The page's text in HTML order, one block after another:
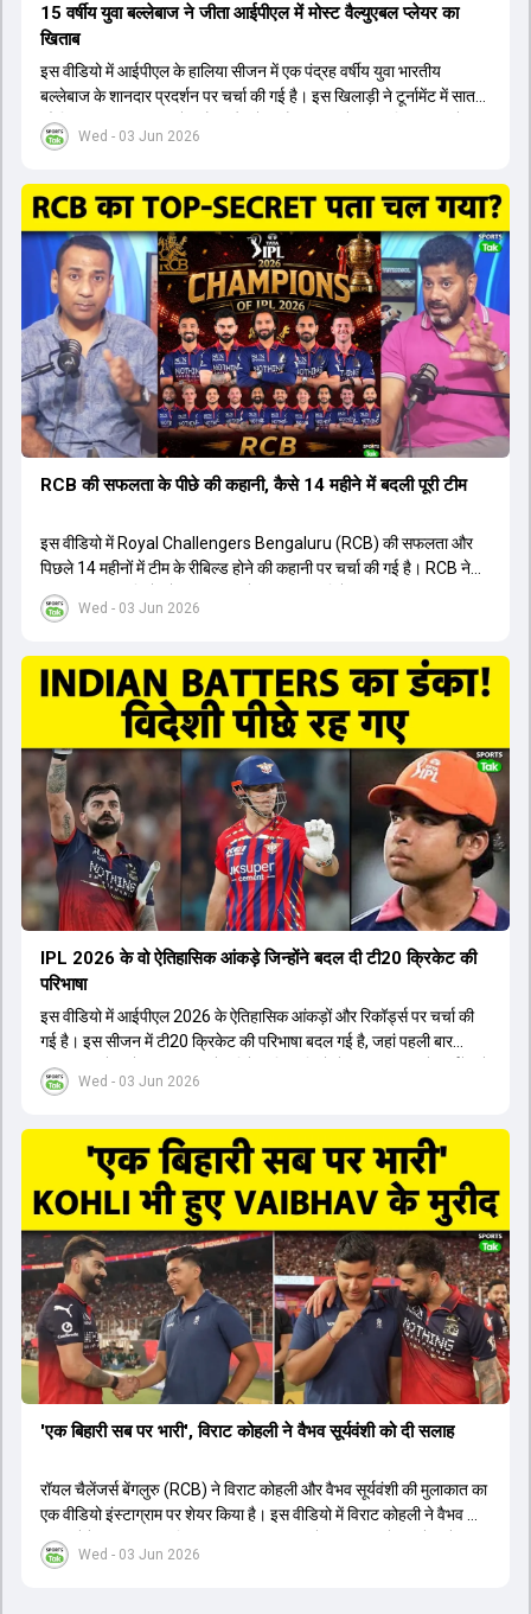
Wed - 03 Jun 2026
15 वर्षीय युवा बल्लेबाज ने जीता आईपीएल में मोस्ट वैल्युएबल प्लेयर का
खिताब
इस वीडियो में आईपीएल के हालिया सीजन में एक पंद्रह वर्षीय युवा भारतीय
बल्लेबाज के शानदार प्रदर्शन पर चर्चा की गई है। इस खिलाड़ी ने टूर्नामेंट में सात
सौ छिहत्तर रन बनाकर ऑरेंज कैप और मोस्ट वैल्युएबल प्लेयर का खिताब अपने नाम
किया है। वीडियो में बताया गया है कि ऑस्ट्रेलियाई टीम के वर्तमान कप्तान और
ऑस्ट्रेलियाई कप्तान के अनुसार, शुरुआत में लोगों को इस खिलाड़ी के प्रदर्शन पर
संदेह था, लेकिन अब उसने खुद को एक बेहतरीन बल्लेबाज साबित कर दिया है जो
गेंद को बाउंड्री के काफी पार मारने की क्षमता रखता है। वहीं, इंग्लैंड के पूर्व कप्तान
ने कहा कि टूर्नामेंट जीतने वाली टीम के अलावा इस सीजन की सबसे बड़ी बात इस
युवा खिलाड़ी का प्रदर्शन रहा है, जिसे देखने के लिए स्टेडियम में भारी भीड़ उमड़ती
थी। शानदार प्रदर्शन के बाद इस युवा खिलाड़ी को श्रीलंका में होने वाली
त्रिकोणीय सीरीज के लिए इंडिया ए टीम में भी शामिल कर लिया गया है।
Wed - 03 Jun 2026
RCB की सफलता के पीछे की कहानी, कैसे 14 महीने में बदली पूरी टीम
इस वीडियो में Royal Challengers Bengaluru (RCB) की सफलता और
पिछले 14 महीनों में टीम के रीबिल्ड होने की कहानी पर चर्चा की गई है। RCB ने
अपनी पुरानी गलतियों को स्वीकार करते हुए एक नया रिसेट बटन दबाया। टीम
मैनेजमेंट में Mo Bobat, Andy Flower, Dinesh Karthik और एनालिस्ट
के तहत Bhuvneshwar Kumar, Krunal Pandya और Rasikh Salam
जैसे भारतीय खिलाड़ियों को टीम में शामिल किया गया, जिन्होंने शानदार प्रदर्शन
किया। इसके अलावा, Virat Kohli की भूमिका में भी बदलाव देखा गया, जहां वह
अब टीम के युवा खिलाड़ियों के साथ ज्यादा जुड़े हुए नजर आते हैं। कप्तान Rajat
Patidar के नेतृत्व में टीम का कम्युनिकेशन बहुत स्पष्ट रहा है। एनालिस्ट से लेकर
मैनेजमेंट तक, सभी एक ही पेज पर रहते हैं, जिससे मैदान पर कोई कंफ्यूजन नहीं
होता। यही कारण है कि RCB ने लगातार सफलता हासिल की है।
Wed - 03 Jun 2026
IPL 2026 के वो ऐतिहासिक आंकड़े जिन्होंने बदल दी टी20 क्रिकेट की
परिभाषा
इस वीडियो में आईपीएल 2026 के ऐतिहासिक आंकड़ों और रिकॉर्ड्स पर चर्चा की
गई है। इस सीजन में टी20 क्रिकेट की परिभाषा बदल गई है, जहां पहली बार
भारतीय बल्लेबाजों का स्ट्राइक रेट विदेशी खिलाड़ियों से ज्यादा रहा। पूरे टूर्नामेंट में
1426 छक्के लगे और 65 बार टीमों ने 200 से ज्यादा का स्कोर बनाया, जो एक
स्ट्राइक रेट के साथ मोस्ट वैल्युएबल प्लेयर का खिताब जीता। इसके अलावा पंजाब
और बेंगलुरु के प्रदर्शन के साथ-साथ लक्ष्य का पीछा करने वाली टीमों की सफलता
के आंकड़ों का भी विश्लेषण किया गया है।
Wed - 03 Jun 2026
'एक बिहारी सब पर भारी', विराट कोहली ने वैभव सूर्यवंशी को दी सलाह
रॉयल चैलेंजर्स बेंगलुरु (RCB) ने विराट कोहली और वैभव सूर्यवंशी की मुलाकात का
एक वीडियो इंस्टाग्राम पर शेयर किया है। इस वीडियो में विराट कोहली ने वैभव को
सलाह देते हुए कहा, 'एक बिहारी सब पर भारी। बस गेम खत्म।' कोहली ने उन्हें खुद
पर विश्वास रखने और नकारात्मक बातों पर ध्यान न देने की सलाह दी। आईपीएल